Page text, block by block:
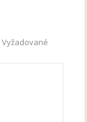
Vyžadované